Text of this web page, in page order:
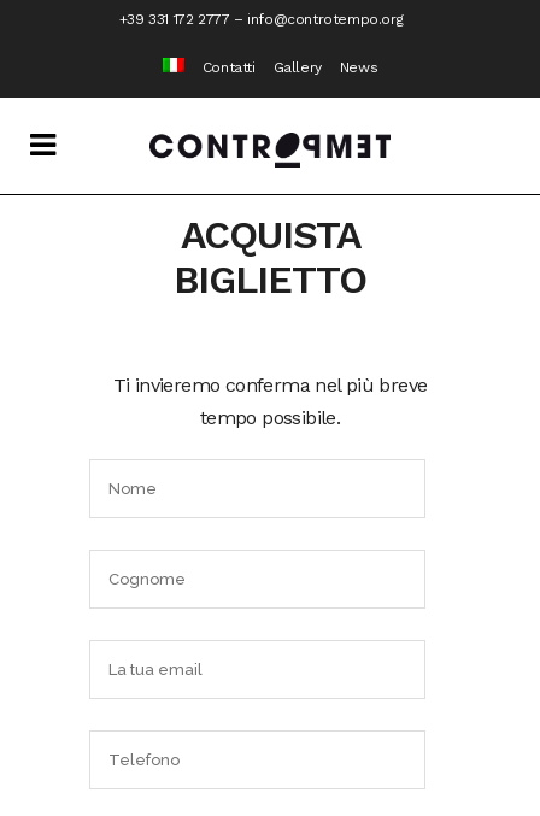
+39 331 172 2777 – info@controtempo.org
Contatti Gallery News
ACQUISTA
BIGLIETTO
Ti invieremo conferma nel più breve
tempo possibile.